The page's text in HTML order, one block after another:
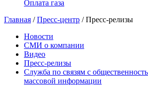
Оплата газа
Главная /Пресс-центр / Пресс-релизы
Новости
СМИ о компании
Видео
Пресс-релизы
Служба по связям с
массовой информации